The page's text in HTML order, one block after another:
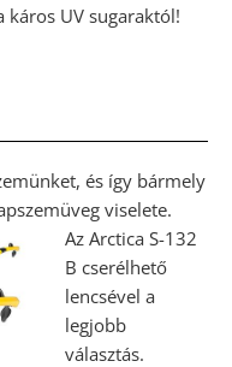
káros UV sugaraktól!
és így bármely
viselete.
Az Arctica S-132
B cserélhető
lencsével a
legjobb
választás.